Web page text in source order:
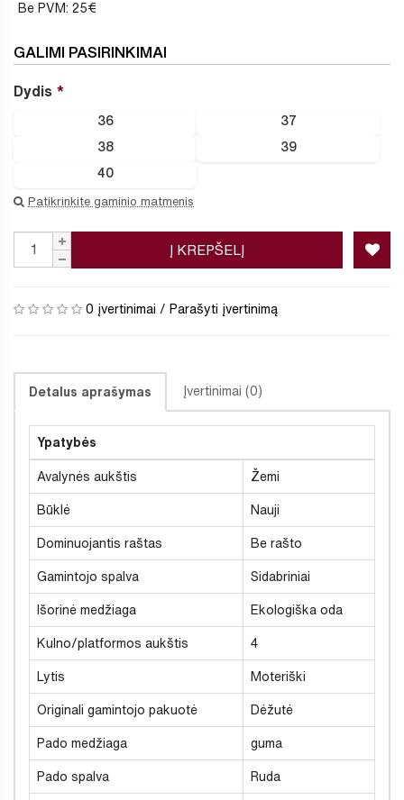
Be PVM: 25€
GALIMI PASIRINKIMAI
Dydis
36 37
38 39
40
Patikrinkite gaminio matmenis
Į KREPŠELĮ
0 įvertinimai / Parašyti įvertinimą
Detalus aprašymas Įvertinimai (0)
Ypatybės
Avalynės aukštis Žemi
Būklė Nauji
Dominuojantis raštas Be rašto
Gamintojo spalva Sidabriniai
Išorinė medžiaga Ekologiška oda
Kulno/platformos aukštis 4
Lytis Moteriški
Originali gamintojo pakuotė Dėžutė
Pado medžiaga guma
Pado spalva Ruda